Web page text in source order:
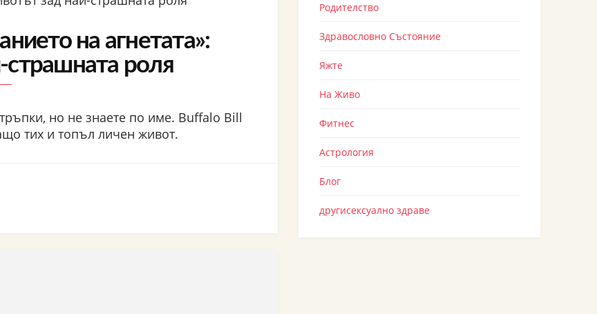
на агнетата»:
роля
но не знаете по име. Buffalo Bill
тих и топъл личен живот.
Родителство
Здравословно Състояние
Яжте
На Живо
Фитнес
Астрология
Блог
другисексуално здраве